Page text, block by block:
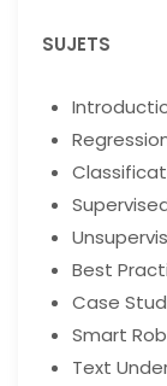
SUJETS
Best
Case
Smart
Text